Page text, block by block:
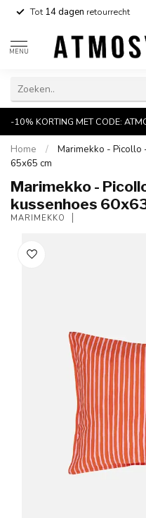
Tot14 dagen retourrecht
MENU
-10% KORTING MET CODE:
Home /
Marimekko - Picollo
65x65 cm
Marimekko -
kussenhoes
MARIMEKKO